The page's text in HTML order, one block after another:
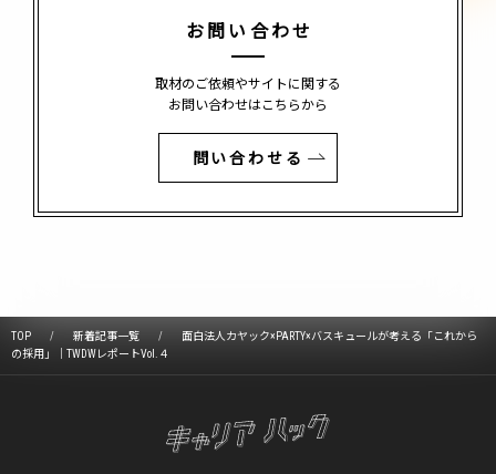
お問い合わせ
取材のご依頼やサイトに関する
お問い合わせはこちらから
問い合わせる
TOP 新着記事一覧
面白法人カヤック×PARTY×バスキュールが考える「これから
の採用」｜TWDWレポートVol.４